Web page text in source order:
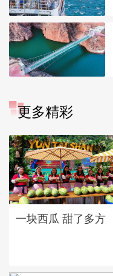
更多精彩
一块西瓜 甜了多方